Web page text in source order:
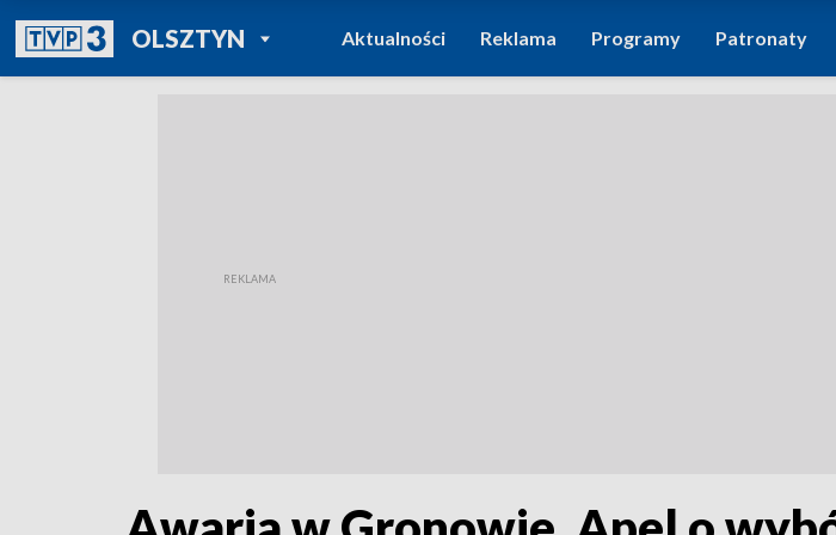
OLSZTYNPOWRÓT DO
TVP REGIONY
Aktualności Reklama Programy Patronaty